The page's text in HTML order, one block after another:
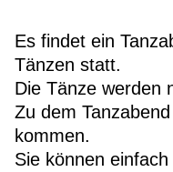
Es findet ein
Tänzen statt.
Die Tänze werden
Zu dem
kommen.
Sie können